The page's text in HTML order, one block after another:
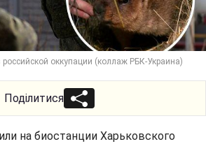
оккупации (коллаж РБК-Украина)
Поділитися
на биостанции Харьковского